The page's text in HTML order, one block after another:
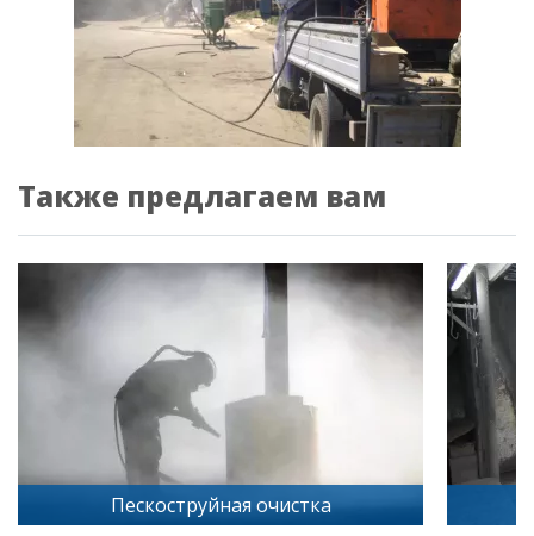
Также предлагаем вам
Пескоструйная очистка